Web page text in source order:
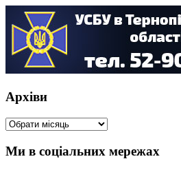
Архіви
Архіви
Ми в соціальних мережах